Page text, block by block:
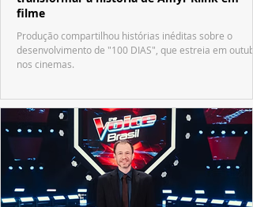
filme
Produção compartilhou histórias inéditas sobre o
desenvolvimento de "100 DIAS", que estreia em
nos cinemas.